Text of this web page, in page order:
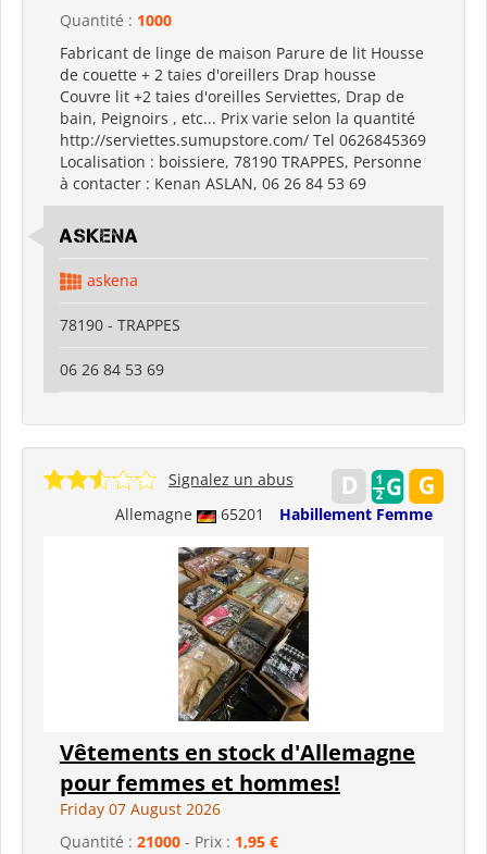
Quantité : 1000
Fabricant de linge de maison Parure de lit Housse
de couette + 2 taies d'oreillers Drap housse
Couvre lit +2 taies d'oreilles Serviettes, Drap de
bain, Peignoirs , etc... Prix varie selon la quantité
http://serviettes.sumupstore.com/ Tel 0626845369
Localisation : boissiere, 78190 TRAPPES, Personne
à contacter : Kenan ASLAN, 06 26 84 53 69
ASKENA
askena
78190 - TRAPPES
06 26 84 53 69
Allemagne 65201 Habillement Femme
Signalez un abus
Vêtements en stock d'Allemagne
pour femmes et hommes!
Friday 07 August 2026
Quantité : 21000 - Prix : 1,95 €